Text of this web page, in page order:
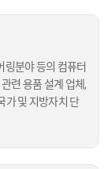
링분야 등의 컴퓨터
련 용품 설계 업체,
가 및 지방자치 단